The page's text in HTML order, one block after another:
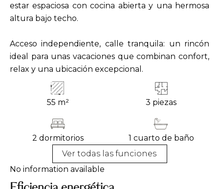
estar espaciosa con cocina abierta y una hermosa
altura bajo techo.
Acceso independiente, calle tranquila: un rincón
ideal para unas vacaciones que combinan confort,
relax y una ubicación excepcional.
55 m² 3 piezas
2 dormitorios
1 cuarto de baño
Ver todas las funciones
No information available